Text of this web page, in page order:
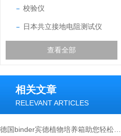
校验仪
日本共立接地电阻测试仪
查看全部
相关文章
RELEVANT ARTICLES